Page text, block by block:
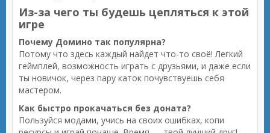
Из-за чего ты будешь цепляться к этой
игре
Почему Домино так популярна?
Потому что здесь каждый найдет что-то своё! Легкий
геймплей, возможность играть с друзьями, и даже если
ты новичок, через пару каток почувствуешь себя
мастером.
Как быстро прокачаться без доната?
Пользуйся модами, учись на своих ошибках, копи